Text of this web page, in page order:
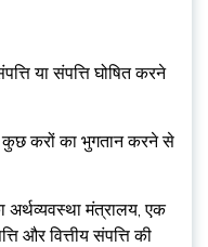
या संपत्ति घोषित करने
कुछ करों का भुगतान करने से
अर्थव्यवस्था मंत्रालय, एक
और वित्तीय संपत्ति की